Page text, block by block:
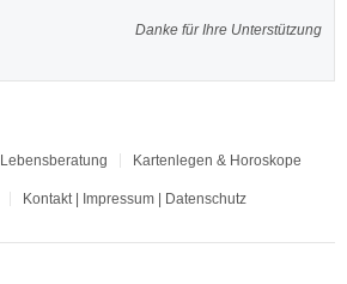
Danke für Ihre Unterstützung
Lebensberatung Kartenlegen & Horoskope
Kontakt | Impressum | Datenschutz